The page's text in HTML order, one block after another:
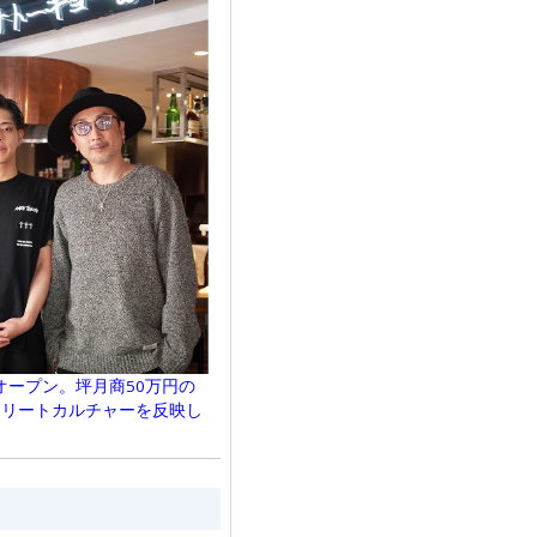
ープン。坪月商50万円の
ートカルチャーを反映し